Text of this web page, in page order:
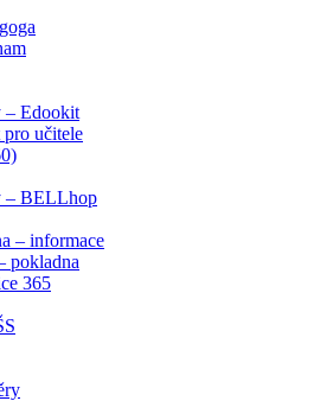
– Edookit
učitele
– BELLhop
– informace
pokladna
365